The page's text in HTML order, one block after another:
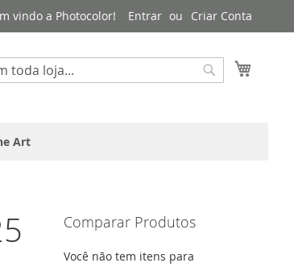
vindo a Photocolor! Entrar Criar Conta
Art
Comparar Produtos
Você não tem itens para